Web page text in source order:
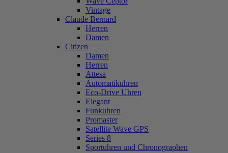
Vintage
Claude Bernard
Herren
Damen
Citizen
Damen
Herren
Attesa
Automatikuhren
Eco-Drive Uhren
Elegant
Funkuhren
Promaster
Satellite Wave GPS
Series 8
Sportuhren und Chronographen